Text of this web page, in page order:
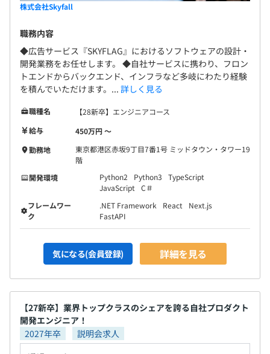
株式会社Skyfall
職務内容
◆広告サービス『SKYFLAG』におけるソフトウェアの設計・
開発業務をお任せします。 ◆自社サービスに携わり、フロン
トエンドからバックエンド、インフラなど多岐にわたり経験
を積んでいただけます。... 詳しく見る
職種名
【28新卒】エンジニアコース
給与
450万円 〜
勤務地
東京都港区赤坂9丁目7番1号 ミッドタウン・タワー19
階
開発環境
Python2 Python3
TypeScript
JavaScript
C＃
フレームワー
ク
.NET Framework React
Next.js
FastAPI
気になる(会員登録) 詳細を見る
【27新卒】業界トップクラスのシェアを誇る自社プロダクト
開発エンジニア！
2027年卒
説明会求人